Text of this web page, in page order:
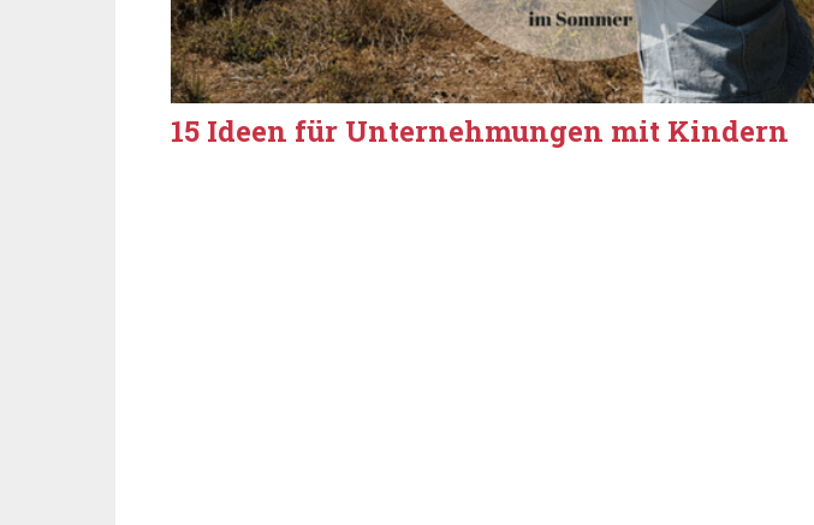
15 Ideen für Unternehmungen mit Kindern